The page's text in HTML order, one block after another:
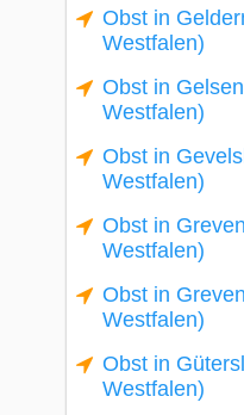
Obst in
Westfalen)
Obst in
Westfalen)
Obst in
Westfalen)
Obst in
Westfalen)
Obst in
Westfalen)
Obst in
Westfalen)